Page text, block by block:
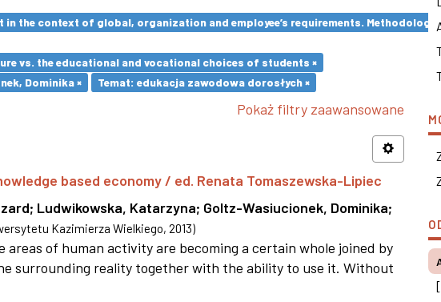
the context of global, organization and employee’s requirements.
vs. the educational and vocational choices of students ×
Dominika × Temat: edukacja zawodowa dorosłych ×
Pokaż filtry zaawansowane
based economy / ed. Renata Tomaszewska-Lipiec
; Ludwikowska, Katarzyna; Goltz-Wasiucionek, Dominika;
Kazimierza Wielkiego, 2013)
areas of human activity are becoming a certain whole joined by
surrounding reality together with the ability to use it. Without